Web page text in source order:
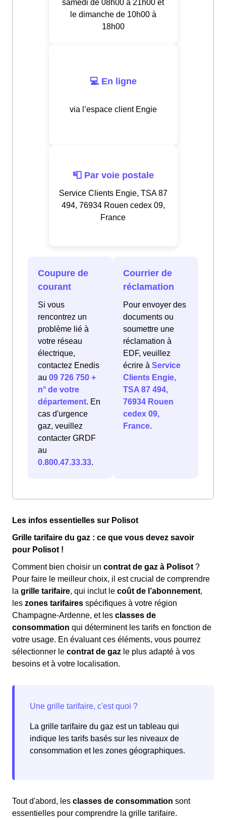
samedi de 08h00 à 21h00 et
le dimanche de 10h00 à
18h00
💻 En ligne
via l’espace client Engie
📮 Par voie postale
Service Clients Engie, TSA 87
494, 76934 Rouen cedex 09,
France
Coupure de
courant
Si vous
rencontrez un
problème lié à
votre réseau
électrique,
contactez Enedis
au 09 726 750 +
n° de votre
département. En
cas d'urgence
gaz, veuillez
contacter GRDF
au
0.800.47.33.33.
Courrier de
réclamation
Pour envoyer des
documents ou
soumettre une
réclamation à
EDF, veuillez
écrire à Service
Clients Engie,
TSA 87 494,
76934 Rouen
cedex 09,
France.
Les infos essentielles sur Polisot
Grille tarifaire du gaz : ce que vous devez savoir
pour Polisot !
Comment bien choisir un contrat de gaz à Polisot ?
Pour faire le meilleur choix, il est crucial de comprendre
la grille tarifaire, qui inclut le coût de l’abonnement,
les zones tarifaires spécifiques à votre région
Champagne-Ardenne, et les classes de
consommation qui déterminent les tarifs en fonction de
votre usage. En évaluant ces éléments, vous pourrez
sélectionner le contrat de gaz le plus adapté à vos
besoins et à votre localisation.
La grille tarifaire du gaz est un tableau qui
indique les tarifs basés sur les niveaux de
consommation et les zones géographiques.
Tout d'abord, les classes de consommation sont
essentielles pour comprendre la grille tarifaire.